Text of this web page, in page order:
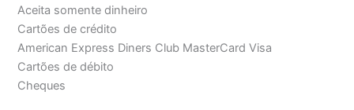
Aceita somente dinheiro
Cartões de crédito
American Express Diners Club MasterCard Visa
Cartões de débito
Cheques